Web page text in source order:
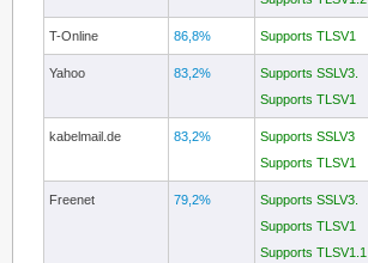
T-Online 86,8% Supports TLSV1
Yahoo 83,2%
Supports SSLV3.
Supports TLSV1
kabelmail.de 83,2%
Supports SSLV3
Supports TLSV1
Freenet 79,2%
Supports SSLV3.
Supports TLSV1
Supports TLSV1.1